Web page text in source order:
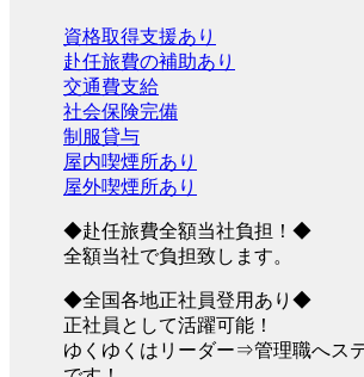
資格取得支援あり
赴任旅費の補助あり
交通費支給
社会保険完備
制服貸与
屋内喫煙所あり
屋外喫煙所あり
◆赴任旅費全額当社負担！◆
全額当社で負担致します。
◆全国各地正社員登用あり◆
正社員として活躍可能！
ゆくゆくはリーダー⇒管理職へス